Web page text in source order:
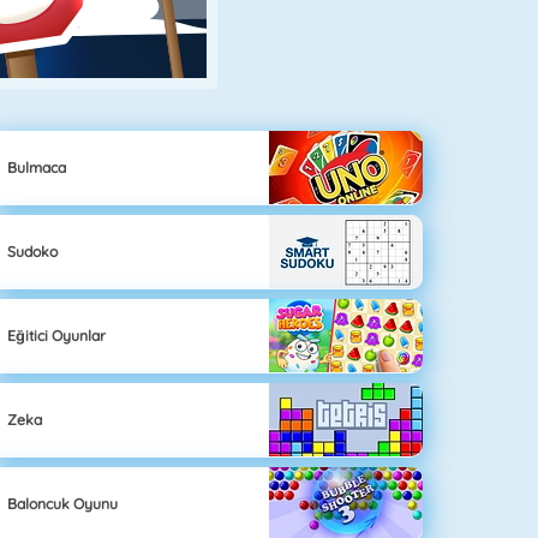
Bulmaca
Sudoko
Eğitici Oyunlar
Zeka
Baloncuk Oyunu